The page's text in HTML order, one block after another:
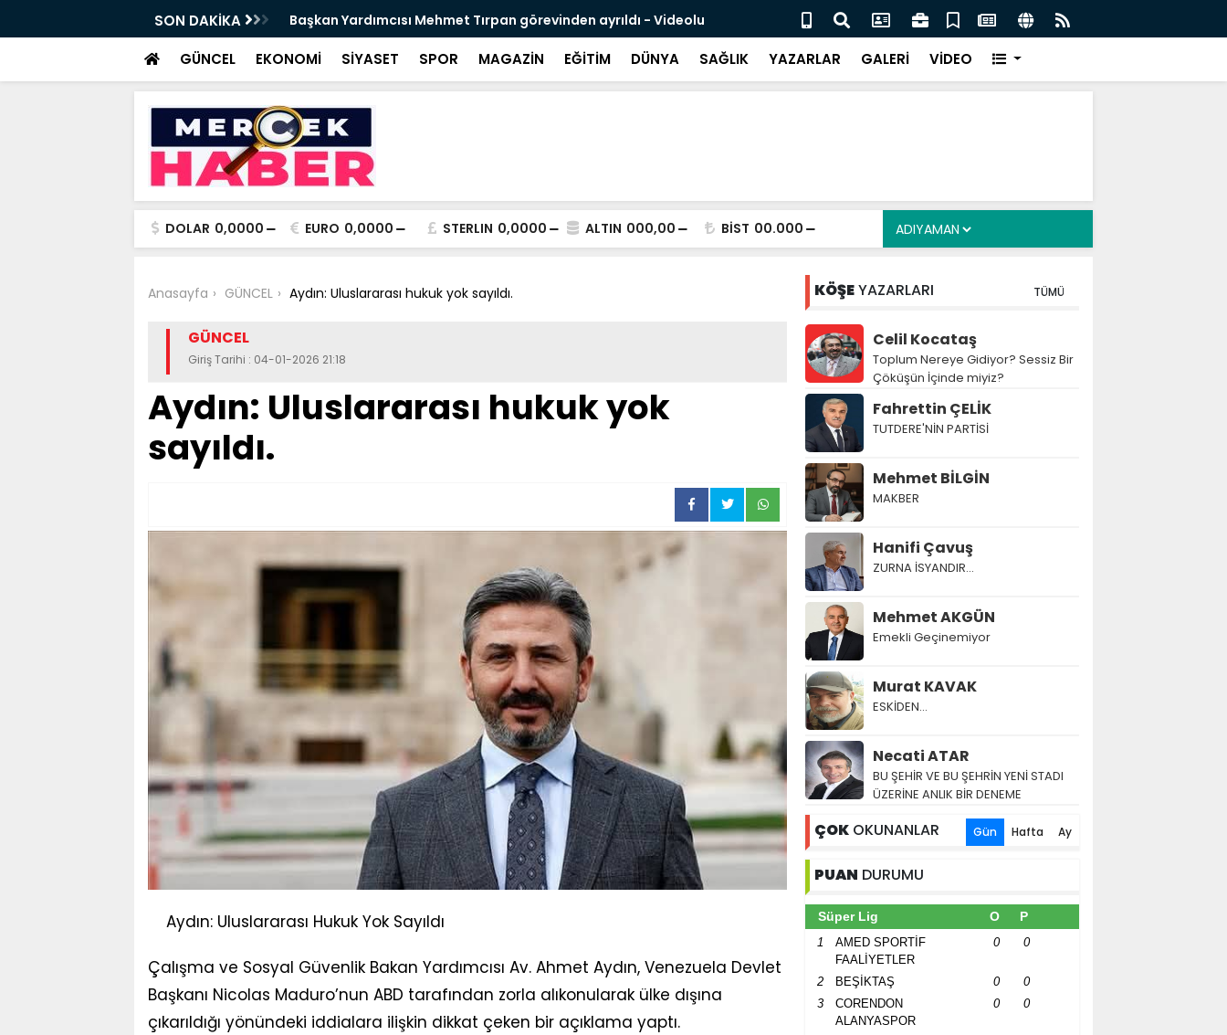
SON DAKİKA
Haftalık Basın Bilgilendirme Toplantısı
Başkan Yardımcısı Mehmet Tırpan görevinden ayrıldı - Videolu
Haber
Cevdet Yılmaz: Nitelikli İnsan Kaynağı İçin Milli Yetkinlik Hamlesi
GÜNCEL EKONOMİ SİYASET SPOR MAGAZİN EĞİTİM DÜNYA SAĞLIK YAZARLAR GALERİ VİDEO
DOLAR 0,0000 EURO 0,0000 STERLIN 0,0000 ALTIN 000,00 BİST 00.000
Anasayfa GÜNCEL Aydın: Uluslararası hukuk yok sayıldı.
GÜNCEL
Giriş Tarihi : 04-01-2026 21:18
Aydın: Uluslararası hukuk yok
sayıldı.
Aydın: Uluslararası Hukuk Yok Sayıldı
Çalışma ve Sosyal Güvenlik Bakan Yardımcısı Av. Ahmet Aydın, Venezuela Devlet
Başkanı Nicolas Maduro’nun ABD tarafından zorla alıkonularak ülke dışına
çıkarıldığı yönündeki iddialara ilişkin dikkat çeken bir açıklama yaptı.
KÖŞEYAZARLARI TÜMÜ
Celil Kocataş
Toplum Nereye Gidiyor? Sessiz Bir
Çöküşün İçinde miyiz?
Fahrettin ÇELİK
TUTDERE'NİN PARTİSİ
Mehmet BİLGİN
MAKBER
Hanifi Çavuş
ZURNA İSYANDIR...
Mehmet AKGÜN
Emekli Geçinemiyor
Murat KAVAK
ESKİDEN...
Necati ATAR
BU ŞEHİR VE BU ŞEHRİN YENİ STADI
ÜZERİNE ANLIK BİR DENEME
ÇOK OKUNANLAR Gün Hafta Ay
PUAN DURUMU
Süper Lig O P
1
AMED SPORTİF
FAALİYETLER
0 0
2 BEŞİKTAŞ 0
0
3
CORENDON
ALANYASPOR
0 0